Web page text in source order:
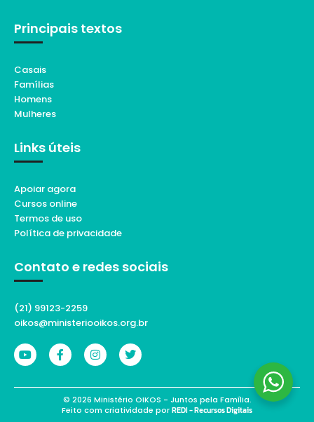
Principais textos
Casais
Famílias
Homens
Mulheres
Links úteis
Apoiar agora
Cursos online
Termos de uso
Política de privacidade
Contato e redes sociais
(21) 99123-2259
oikos@ministeriooikos.org.br
© 2026 Ministério OIKOS - Juntos pela Família.
Feito com criatividade porREDI - Recursos Digitais